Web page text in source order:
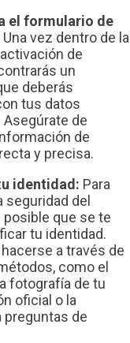
el formulario de
Una vez dentro de la
de
un
deberás
tus datos
de
de
y precisa.
identidad: Para
seguridad del
posible que se te
tu identidad.
a través de
como el
fotografía de tu
oficial o la
preguntas de